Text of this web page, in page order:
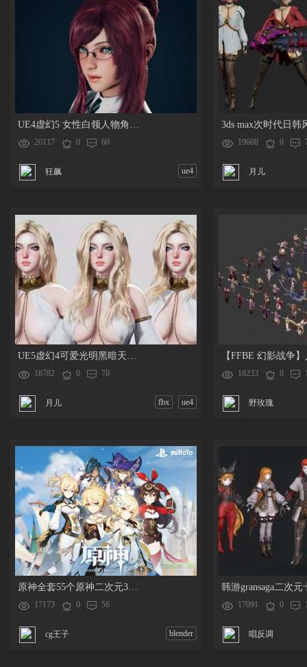
UE4虚幻5 女性白领人物角色模型Primrose Office Lady Game Ready
20117 0 60
狂飙 ue4
19608 0
月儿
UE5虚幻4可爱光明黑暗天使女孩人物角色模型Angelica IdaFaber
18782 0 70
月儿 fbx ue4
18233 0
野玫瑰
原神全套55个原神二次元3D模型跳舞动作合集 骨骼绑定
17173 0 56
cg王子 blender
17091 0
唱反调